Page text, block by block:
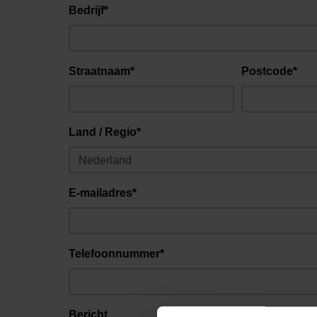
Bedrijf*
Straatnaam* Postcode*
Land / Regio*
E-mailadres*
Telefoonnummer*